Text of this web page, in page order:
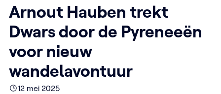
Arnout Hauben trekt
Dwars door de Pyreneeën
voor nieuw
wandelavontuur
12 mei 2025